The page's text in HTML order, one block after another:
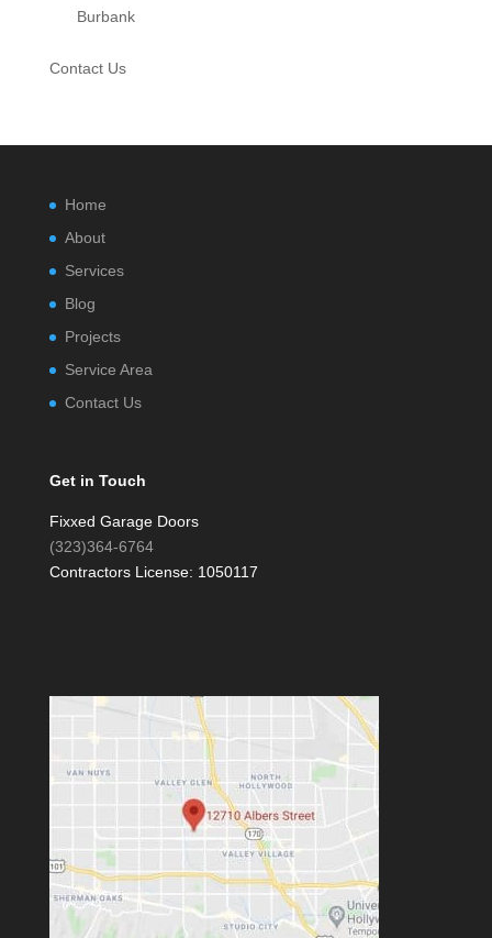
Burbank
Contact Us
Home
About
Services
Blog
Projects
Service Area
Contact Us
Get in Touch
Fixxed Garage Doors
(323)364-6764
Contractors License: 1050117